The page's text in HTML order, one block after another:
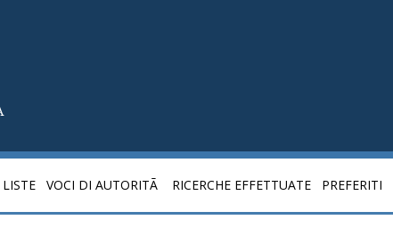
LISTE VOCI DI AUTORITÃ RICERCHE EFFETTUATE PREFERITI